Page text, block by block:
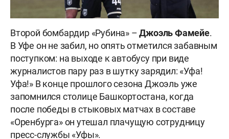
Второй бомбардир «Рубина» –Джоэль Фамейе.
В Уфе он не забил, но опять отметился забавным
поступком: на выходе к автобусу при виде
журналистов пару раз в шутку зарядил: «Уфа!
Уфа!» В конце прошлого сезона Джоэль уже
запомнился столице Башкортостана, когда
после победы в стыковых матчах в составе
«Оренбурга» он утешал плачущую сотрудницу
пресс-службы «Уфы».